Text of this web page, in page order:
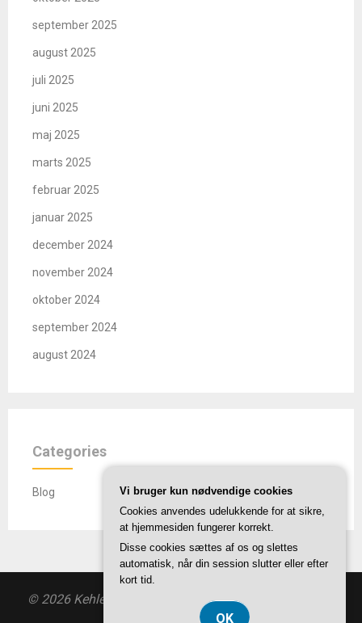
september 2025
august 2025
juli 2025
juni 2025
maj 2025
marts 2025
februar 2025
januar 2025
december 2024
november 2024
oktober 2024
september 2024
august 2024
Categories
Blog
© 2026 Kehlet-software.dk | Theme by
Vi bruger kun nødvendige cookies
Cookies anvendes udelukkende for at sikre,
at hjemmesiden fungerer korrekt.
Disse cookies sættes af os og slettes
automatisk, når din session slutter eller efter
kort tid.
OK